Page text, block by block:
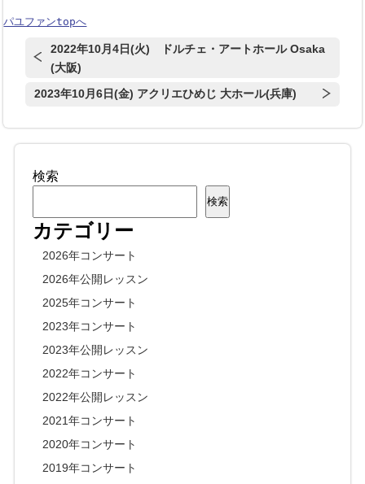
パユファンtopへ
2022年10月4日(火) ドルチェ・アートホール Osaka
(大阪)
2023年10月6日(金) アクリエひめじ 大ホール(兵庫)
検索
検索
カテゴリー
2026年コンサート
2026年公開レッスン
2025年コンサート
2023年コンサート
2023年公開レッスン
2022年コンサート
2022年公開レッスン
2021年コンサート
2020年コンサート
2019年コンサート